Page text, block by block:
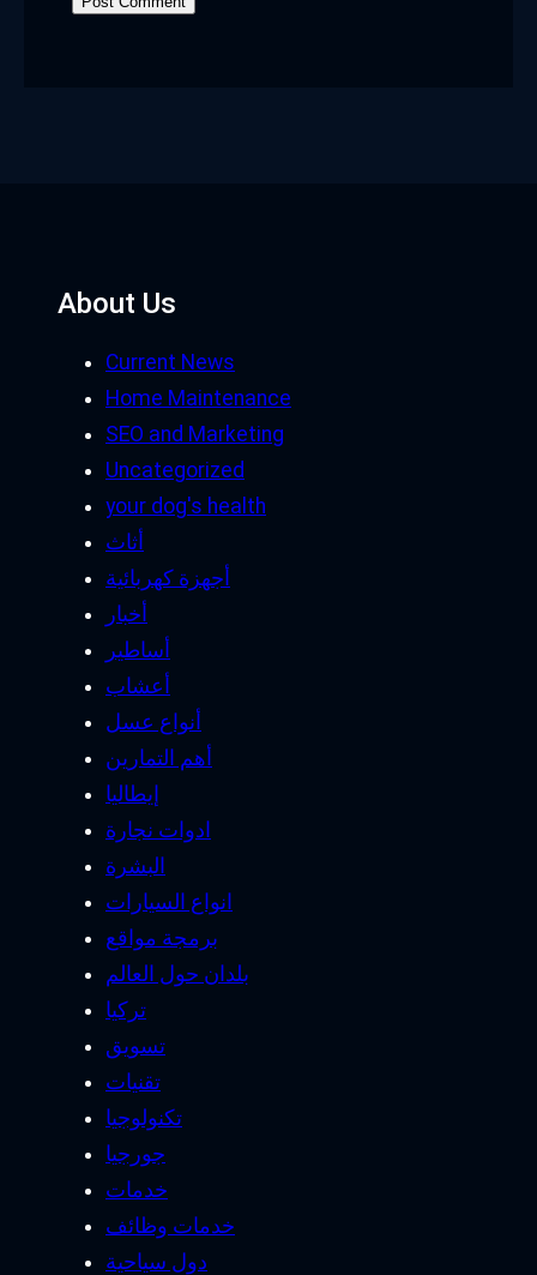
About Us
Current News
Home Maintenance
SEO and Marketing
Uncategorized
your dog's health
أثاث
أجهزة كهربائية
أخبار
أساطير
أعشاب
أنواع عسل
أهم التمارين
إيطاليا
ادوات نجارة
البشرة
انواع السيارات
برمجة مواقع
بلدان حول العالم
تركيا
تسويق
تقنيات
تكنولوجيا
جورجيا
خدمات
خدمات وظائف
دول سياحية